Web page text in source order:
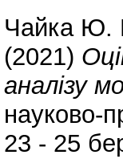
Чайка Ю.
(2021)
аналізу
науково-
23 - 25